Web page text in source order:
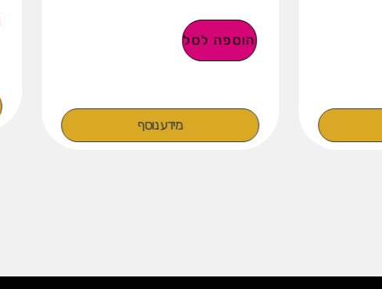
הוספה לסל
מידע נוסף